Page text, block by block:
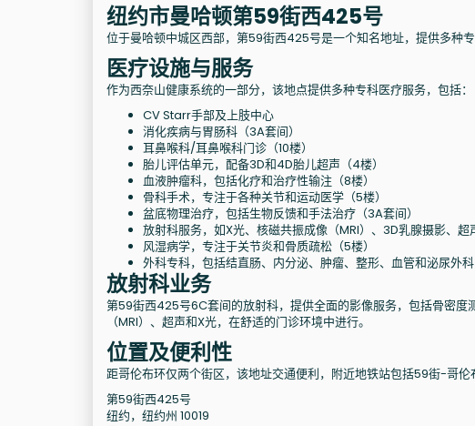
纽约市曼哈顿第59街西425号
位于曼哈顿中城区西部，第59街西425号是一个知名地址，提供多种
医疗设施与服务
作为西奈山健康系统的一部分，该地点提供多种专科医疗服务，包括：
CV Starr手部及上肢中心
消化疾病与胃肠科（3A套间）
耳鼻喉科/耳鼻喉科门诊（10楼）
胎儿评估单元，配备3D和4D胎儿超声（4楼）
血液肿瘤科，包括化疗和治疗性输注（8楼）
骨科手术，专注于各种关节和运动医学（5楼）
盆底物理治疗，包括生物反馈和手法治疗（3A套间）
放射科服务，如X光、核磁共振成像（MRI）、3D乳腺摄影、超
风湿病学，专注于关节炎和骨质疏松（5楼）
外科专科，包括结直肠、内分泌、肿瘤、整形、血管和泌尿外科
放射科业务
第59街西425号6C套间的放射科，提供全面的影像服务，包括骨密
（MRI）、超声和X光，在舒适的门诊环境中进行。
位置及便利性
距哥伦布环仅两个街区，该地址交通便利，附近地铁站包括59街-哥
第59街西425号
纽约，纽约州 10019